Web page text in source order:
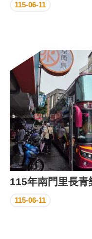
115-06-11
115年南門里長
115-06-11